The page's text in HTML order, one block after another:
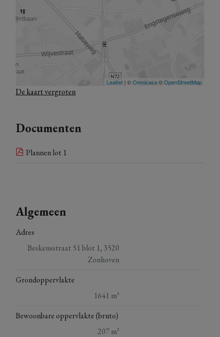
Mogelijkheid tot plaatsen van carport.
De volledige indeling kan u via bijgevoegde plannen
raadplegen en indien mogelijk kan u deze in onderling
overleg naar wensen personaliseren.
Voor meer informatie staan we uiteraard steeds voor je klaar.
De kaart vergroten
Documenten
Plannen lot 1
Algemeen
Adres
Beskensstraat 51 blot 1, 3520
Zonhoven
Grondoppervlakte
1641 m²
Bewoonbare oppervlakte (bruto)
207 m²